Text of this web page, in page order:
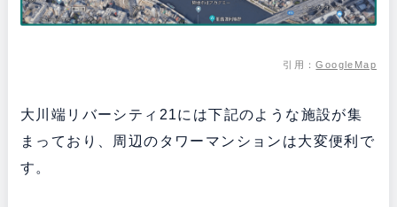
引用：GoogleMap
大川端リバーシティ21には下記のような施設が集
まっており、周辺のタワーマンションは大変便利で
す。